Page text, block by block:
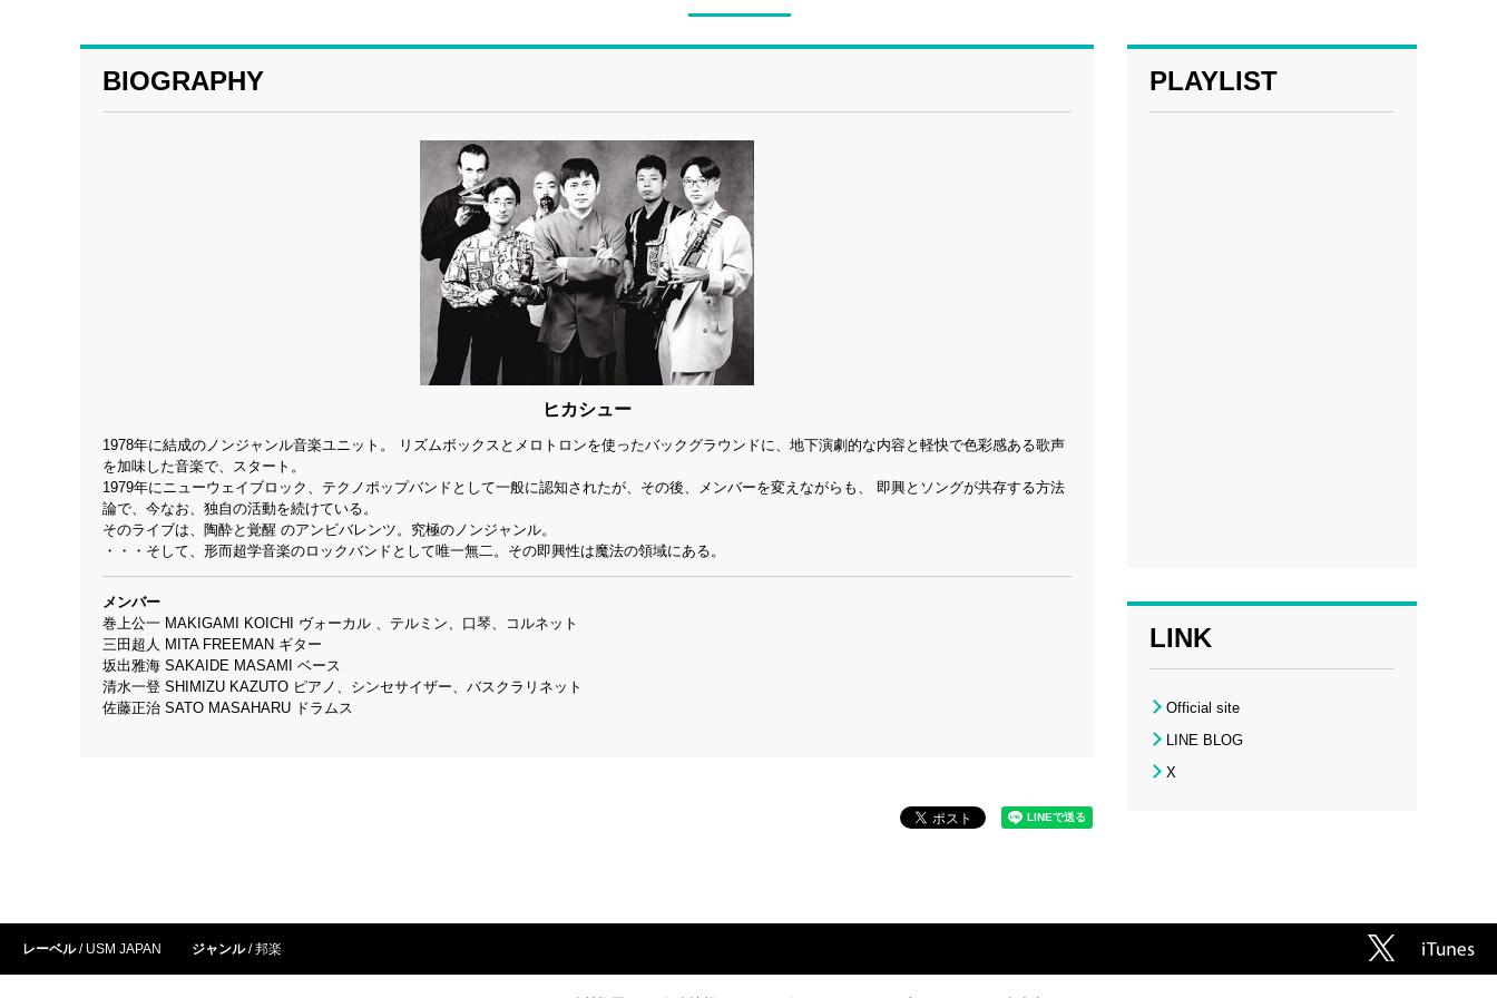
BIOGRAPHY
ヒカシュー
1978年に結成のノンジャンル音楽ユニット。 リズムボックスとメロトロンを使ったバックグラウンドに、地下演劇的な内容と軽快で色彩感ある歌声
を加味した音楽で、スタート。
1979年にニューウェイブロック、テクノポップバンドとして一般に認知されたが、その後、メンバーを変えながらも、 即興とソングが共存する方法
論で、今なお、独自の活動を続けている。
そのライブは、陶酔と覚醒 のアンビバレンツ。究極のノンジャンル。
・・・そして、形而超学音楽のロックバンドとして唯一無二。その即興性は魔法の領域にある。
メンバー
巻上公一 MAKIGAMI KOICHI ヴォーカル 、テルミン、口琴、コルネット
三田超人 MITA FREEMAN ギター
坂出雅海 SAKAIDE MASAMI ベース
清水一登 SHIMIZU KAZUTO ピアノ、シンセサイザー、バスクラリネット
佐藤正治 SATO MASAHARU ドラムス
PLAYLIST
LINK
Official site
LINE BLOG
X
レーベル USM JAPAN ジャンル 邦楽